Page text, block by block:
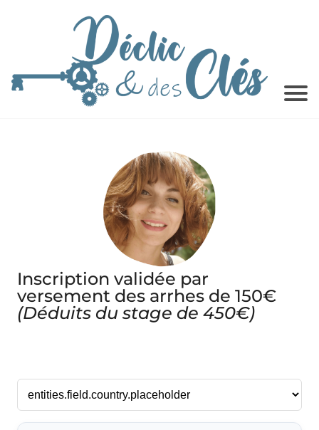
Inscription validée par
versement des arrhes de 150€
(Déduits du stage de 450€)